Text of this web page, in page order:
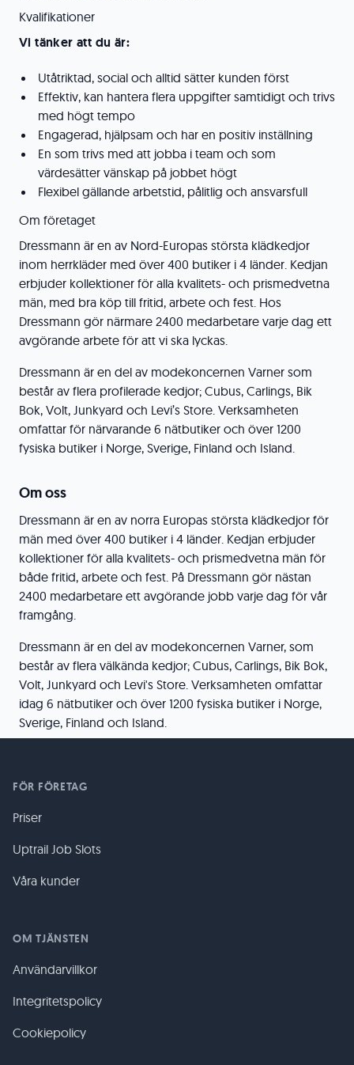
Kvalifikationer
Vi tänker att du är:
Utåtriktad, social och alltid sätter kunden först
Effektiv, kan hantera flera uppgifter samtidigt och trivs
med högt tempo
Engagerad, hjälpsam och har en positiv inställning
En som trivs med att jobba i team och som
värdesätter vänskap på jobbet högt
Flexibel gällande arbetstid, pålitlig och ansvarsfull
Om företaget
Dressmann är en av Nord-Europas största klädkedjor
inom herrkläder med över 400 butiker i 4 länder. Kedjan
erbjuder kollektioner för alla kvalitets- och prismedvetna
män, med bra köp till fritid, arbete och fest. Hos
Dressmann gör närmare 2400 medarbetare varje dag ett
avgörande arbete för att vi ska lyckas.
Dressmann är en del av modekoncernen Varner som
består av flera profilerade kedjor; Cubus, Carlings, Bik
Bok, Volt, Junkyard och Levi’s Store. Verksamheten
omfattar för närvarande 6 nätbutiker och över 1200
fysiska butiker i Norge, Sverige, Finland och Island.
Om oss
Dressmann är en av norra Europas största klädkedjor för
män med över 400 butiker i 4 länder. Kedjan erbjuder
kollektioner för alla kvalitets- och prismedvetna män för
både fritid, arbete och fest. På Dressmann gör nästan
2400 medarbetare ett avgörande jobb varje dag för vår
framgång.
Dressmann är en del av modekoncernen Varner, som
består av flera välkända kedjor; Cubus, Carlings, Bik Bok,
Volt, Junkyard och Levi's Store. Verksamheten omfattar
idag 6 nätbutiker och över 1200 fysiska butiker i Norge,
Sverige, Finland och Island.
FÖR FÖRETAG
Priser
Uptrail Job Slots
Våra kunder
OM TJÄNSTEN
Användarvillkor
Integritetspolicy
Cookiepolicy